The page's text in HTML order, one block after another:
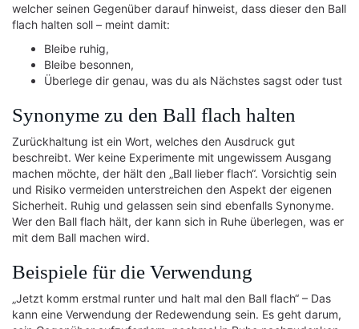
welcher seinen Gegenüber darauf hinweist, dass dieser den Ball
flach halten soll – meint damit:
Bleibe ruhig,
Bleibe besonnen,
Überlege dir genau, was du als Nächstes sagst oder tust
Synonyme zu den Ball flach halten
Zurückhaltung ist ein Wort, welches den Ausdruck gut
beschreibt. Wer keine Experimente mit ungewissem Ausgang
machen möchte, der hält den „Ball lieber flach“. Vorsichtig sein
und Risiko vermeiden unterstreichen den Aspekt der eigenen
Sicherheit. Ruhig und gelassen sein sind ebenfalls Synonyme.
Wer den Ball flach hält, der kann sich in Ruhe überlegen, was er
mit dem Ball machen wird.
Beispiele für die Verwendung
„Jetzt komm erstmal runter und halt mal den Ball flach“ – Das
kann eine Verwendung der Redewendung sein. Es geht darum,